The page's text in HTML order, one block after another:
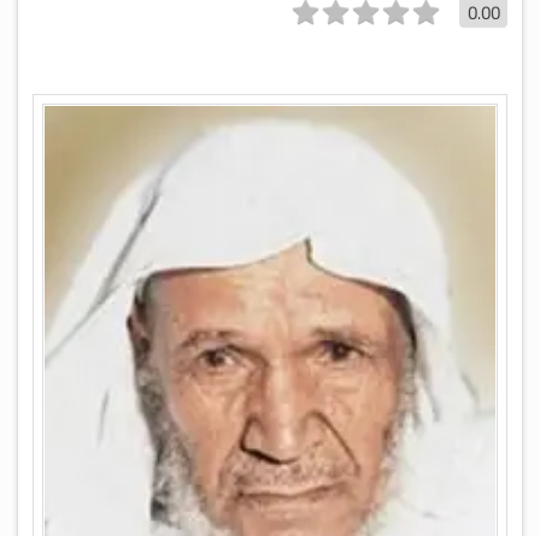
0.00